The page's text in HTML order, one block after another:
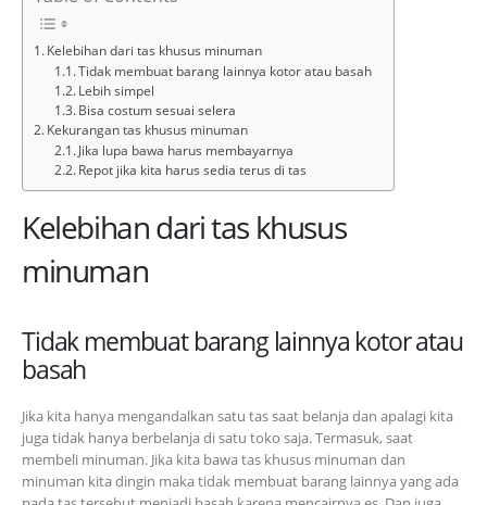
Kelebihan dari tas khusus minuman
Tidak membuat barang lainnya kotor atau basah
Lebih simpel
Bisa costum sesuai selera
Kekurangan tas khusus minuman
Jika lupa bawa harus membayarnya
Repot jika kita harus sedia terus di tas
Kelebihan dari tas khusus
minuman
Tidak membuat barang lainnya kotor atau
basah
Jika kita hanya mengandalkan satu tas saat belanja dan apalagi kita
juga tidak hanya berbelanja di satu toko saja. Termasuk, saat
membeli minuman. Jika kita bawa tas khusus minuman dan
minuman kita dingin maka tidak membuat barang lainnya yang ada